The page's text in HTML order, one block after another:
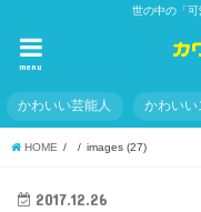
世の中の「
menu
かわいい芸能人 かわいい
HOME images (27)
2017.12.26